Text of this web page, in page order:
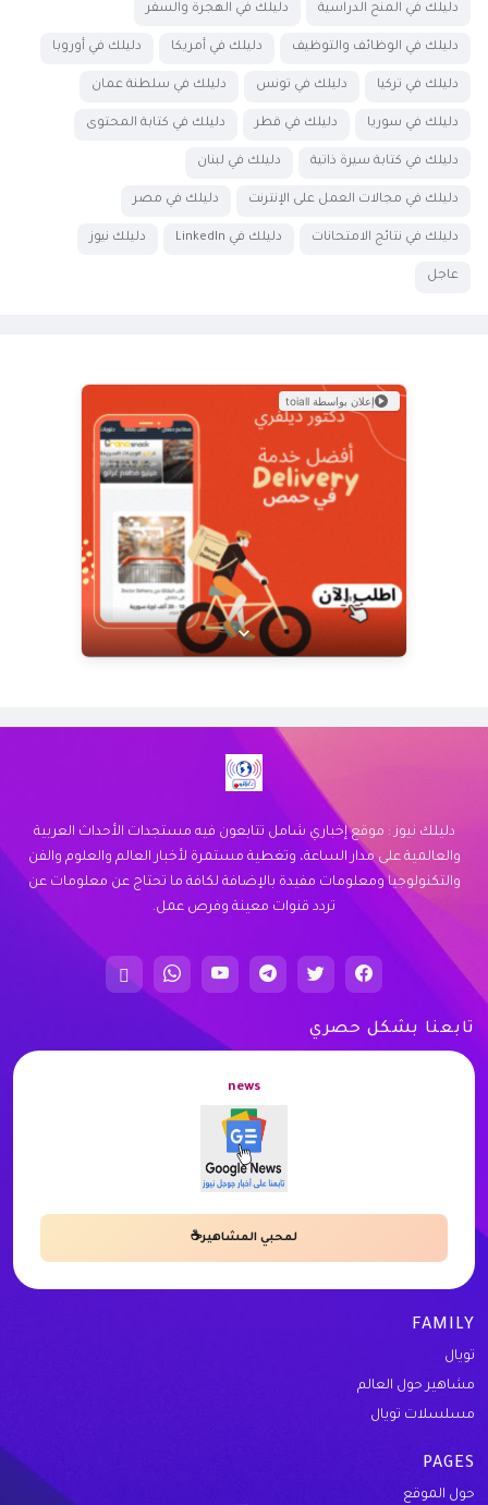
دليلك في المنح الدراسية دليلك في الهجرة والسفر
دليلك في الوظائف والتوظيف دليلك في أمريكا دليلك في أوروبا
دليلك في تركيا دليلك في تونس دليلك في سلطنة عمان
دليلك في سوريا دليلك في قطر دليلك في كتابة المحتوى
دليلك في كتابة سيرة ذاتية دليلك في لبنان
دليلك في مجالات العمل على الإنترنت دليلك في مصر
دليلك في نتائج الامتحانات دليلك في LinkedIn دليلك نيوز
عاجل
إعلان بواسطة toiall
زيارة الموقع
دليلك نيوز : موقع إخباري شامل تتابعون فيه مستجدات الأحداث العربية
والعالمية على مدار الساعة، وتغطية مستمرة لأخبار العالم والعلوم والفن
والتكنولوجيا ومعلومات مفيدة بالإضافة لكافة ما تحتاج عن معلومات عن
تردد قنوات معينة وفرص عمل.
تابعنا بشكل حصري
news
لمحبي المشاهير☕
FAMILY
تويال
مشاهير حول العالم
مسلسلات تويال
PAGES
حول الموقع